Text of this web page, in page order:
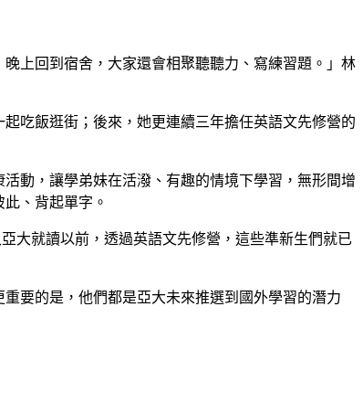
上回到宿舍，大家還會相聚聽聽力、寫練習題。」林
吃飯逛街；後來，她更連續三年擔任英語文先修營的
動，讓學弟妹在活潑、有趣的情境下學習，無形間增
、背起單字。
大就讀以前，透過英語文先修營，這些準新生們就已
要的是，他們都是亞大未來推選到國外學習的潛力